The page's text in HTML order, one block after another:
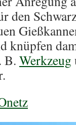
den
knüpfen
B. Werkzeug